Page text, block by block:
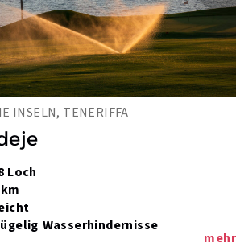
INSELN, TENERIFFA
Loch
Wasserhindernisse
mehr